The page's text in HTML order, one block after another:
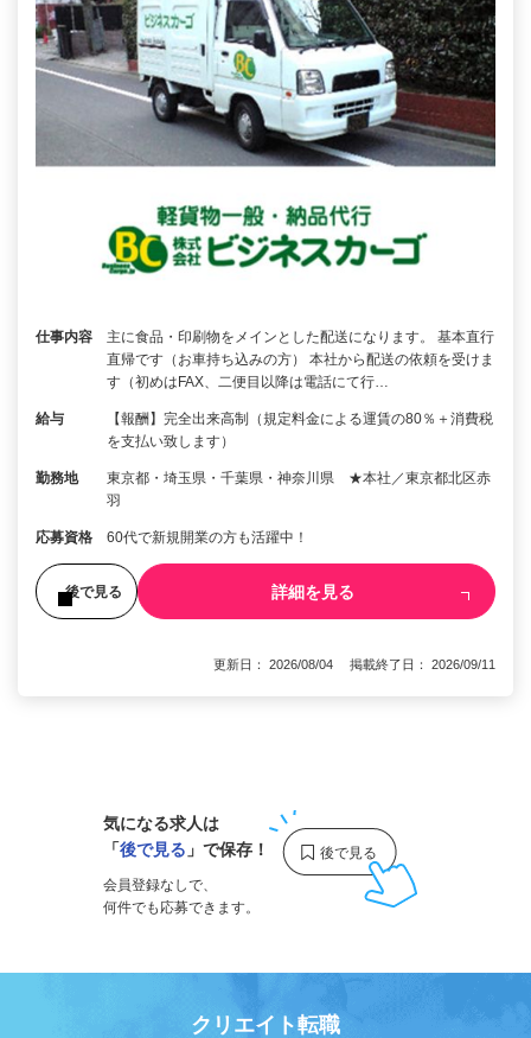
仕事内容
主に食品・印刷物をメインとした配送になります。 基本直行
直帰です（お車持ち込みの方） 本社から配送の依頼を受けま
す（初めはFAX、二便目以降は電話にて行…
給与
【報酬】完全出来高制（規定料金による運賃の80％＋消費税
を支払い致します）
勤務地
東京都・埼玉県・千葉県・神奈川県 ★本社／東京都北区赤
羽
応募資格 60代で新規開業の方も活躍中！
後で見る 詳細を見る
更新日： 2026/08/04 掲載終了日： 2026/09/11
気になる求人は
「後で見る 」で保存！
会員登録なしで、
何件でも応募できます。
クリエイト転職